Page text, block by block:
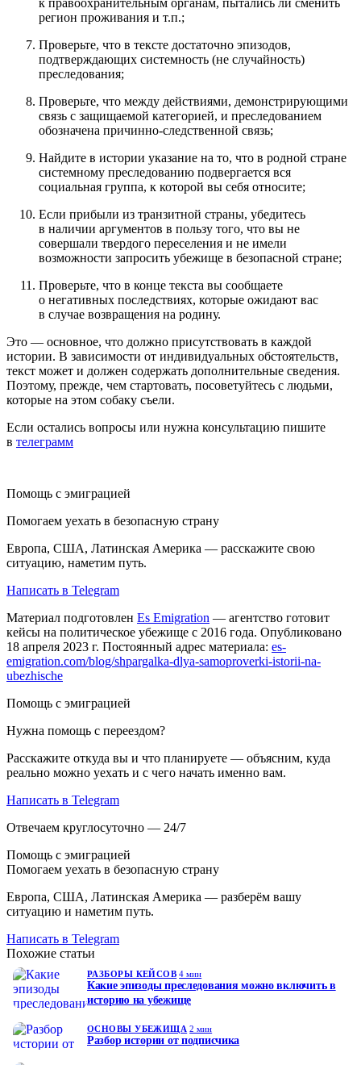
регион проживания и т.п.;
Проверьте, что в тексте достаточно эпизодов,
подтверждающих системность (не случайность)
преследования;
Проверьте, что между действиями, демонстрирующими
связь с защищаемой категорией, и преследованием
обозначена причинно-следственной связь;
Найдите в истории указание на то, что в родной стране
системному преследованию подвергается вся
социальная группа, к которой вы себя относите;
Если прибыли из транзитной страны, убедитесь
в наличии аргументов в пользу того, что вы не
совершали твердого переселения и не имели
возможности запросить убежище в безопасной стране;
Проверьте, что в конце текста вы сообщаете
о негативных последствиях, которые ожидают вас
в случае возвращения на родину.
Это — основное, что должно присутствовать в каждой
истории. В зависимости от индивидуальных обстоятельств,
текст может и должен содержать дополнительные сведения.
Поэтому, прежде, чем стартовать, посоветуйтесь с людьми,
которые на этом собаку съели.
Если остались вопросы или нужна консультацию пишите
в телеграмм
Помощь с эмиграцией
Помогаем уехать в безопасную страну
Европа, США, Латинская Америка — расскажите свою
ситуацию, наметим путь.
Написать в Telegram
Материал подготовлен Es Emigration — агентство готовит
кейсы на политическое убежище с 2016 года. Опубликовано
18 апреля 2023 г. Постоянный адрес материала: es-
emigration.com/blog/shpargalka-dlya-samoproverki-istorii-na-
ubezhische
Помощь с эмиграцией
Нужна помощь с переездом?
Расскажите откуда вы и что планируете — объясним, куда
реально можно уехать и с чего начать именно вам.
Написать в Telegram
Отвечаем круглосуточно — 24/7
Помощь с эмиграцией
Помогаем уехать в безопасную страну
Европа, США, Латинская Америка — разберём вашу
ситуацию и наметим путь.
Написать в Telegram
Похожие статьи
РАЗБОРЫ КЕЙСОВ 4 мин
Какие эпизоды преследования можно включить в
историю на убежище
ОСНОВЫ УБЕЖИЩА 2 мин
Разбор истории от подписчика